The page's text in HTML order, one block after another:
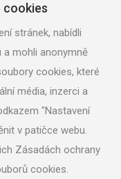
cookies
stránek, nabídli
a mohli anonymně
cookies, které
média, inzerci a
"Nastavení
v patičce webu.
Zásadách ochrany
cookies.